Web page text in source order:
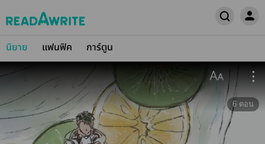
นิยาย แฟนฟิค การ์ตูน
6 ตอน